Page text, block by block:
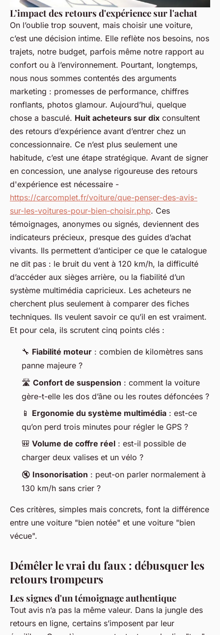
L’impact des retours d'expérience sur l'achat
On l’oublie trop souvent, mais choisir une voiture,
c’est une décision intime. Elle reflète nos besoins, nos
trajets, notre budget, parfois même notre rapport au
confort ou à l’environnement. Pourtant, longtemps,
nous nous sommes contentés des arguments
marketing : promesses de performance, chiffres
ronflants, photos glamour. Aujourd’hui, quelque
chose a basculé. Huit acheteurs sur dix consultent
des retours d’expérience avant d’entrer chez un
concessionnaire. Ce n’est plus seulement une
habitude, c’est une étape stratégique. Avant de signer
en concession, une analyse rigoureuse des retours
d'expérience est nécessaire -
https://carcomplet.fr/voiture/que-penser-des-avis-
sur-les-voitures-pour-bien-choisir.php. Ces
témoignages, anonymes ou signés, deviennent des
indicateurs précieux, presque des guides d’achat
vivants. Ils permettent d’anticiper ce que le catalogue
ne dit pas : le bruit du vent à 120 km/h, la difficulté
d’accéder aux sièges arrière, ou la fiabilité d’un
système multimédia capricieux. Les acheteurs ne
cherchent plus seulement à comparer des fiches
techniques. Ils veulent savoir ce qu’il en est vraiment.
Et pour cela, ils scrutent cinq points clés :
🔧 Fiabilité moteur : combien de kilomètres sans
panne majeure ?
🛣️ Confort de suspension : comment la voiture
gère-t-elle les dos d’âne ou les routes défoncées ?
📱 Ergonomie du système multimédia : est-ce
qu’on perd trois minutes pour régler le GPS ?
🎒 Volume de coffre réel : est-il possible de
charger deux valises et un vélo ?
🔇 Insonorisation : peut-on parler normalement à
130 km/h sans crier ?
Ces critères, simples mais concrets, font la différence
entre une voiture "bien notée" et une voiture "bien
vécue".
Démêler le vrai du faux : débusquer les
retours trompeurs
Les signes d'un témoignage authentique
Tout avis n’a pas la même valeur. Dans la jungle des
retours en ligne, certains s’imposent par leur